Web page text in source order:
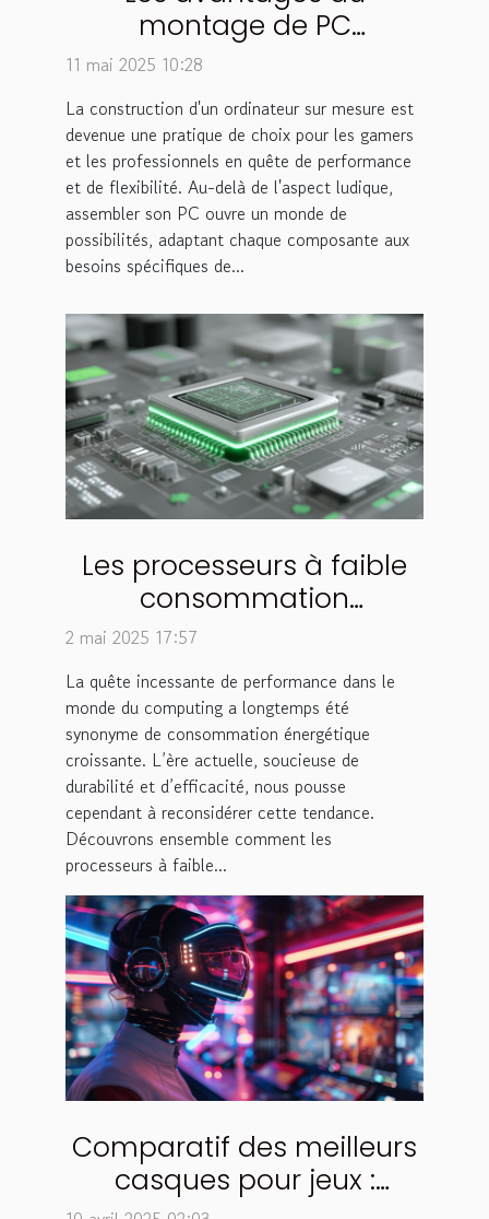
montage de PC
personnalisé pour les
gamers et professionnels
11 mai 2025 10:28
La construction d'un ordinateur sur mesure est
devenue une pratique de choix pour les gamers
et les professionnels en quête de performance
et de flexibilité. Au-delà de l'aspect ludique,
assembler son PC ouvre un monde de
possibilités, adaptant chaque composante aux
besoins spécifiques de...
Les processeurs à faible
consommation
énergétique sont-ils
l'avenir du computing
2 mai 2025 17:57
La quête incessante de performance dans le
monde du computing a longtemps été
synonyme de consommation énergétique
croissante. L’ère actuelle, soucieuse de
durabilité et d’efficacité, nous pousse
cependant à reconsidérer cette tendance.
Découvrons ensemble comment les
processeurs à faible...
Comparatif des meilleurs
casques pour jeux :